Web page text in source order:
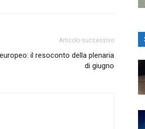
Articolo successivo
il resoconto della plenaria
di giugno